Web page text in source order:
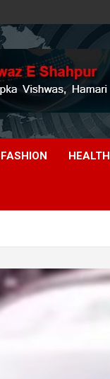
FASHION HEALTH